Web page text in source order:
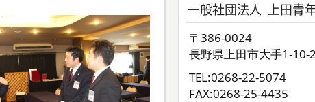
一般社団法人 上田青
〒386-0024
長野県上田市大手1-10-
TEL:0268-22-5074
FAX:0268-25-4435